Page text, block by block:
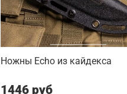
Ножны Echo из кайдекса
1446 руб